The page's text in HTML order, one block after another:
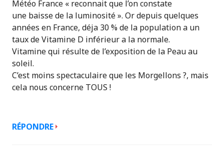
Météo France « reconnait que l’on constate
une baisse de la luminosité ». Or depuis quelques
années en France, déja 30 % de la population a un
taux de Vitamine D inférieur a la normale.
Vitamine qui résulte de l’exposition de la Peau au
soleil.
C’est moins spectaculaire que les Morgellons ?, mais
cela nous concerne TOUS !
RÉPONDRE